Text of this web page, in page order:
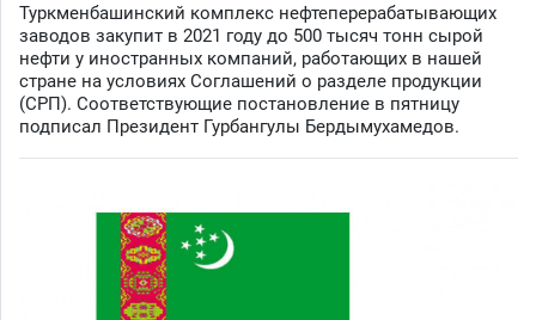
Туркменбашинский комплекс нефтеперерабатывающих
заводов закупит в 2021 году до 500 тысяч тонн сырой
нефти у иностранных компаний, работающих в нашей
стране на условиях Соглашений о разделе продукции
(СРП). Соответствующие постановление в пятницу
подписал Президент Гурбангулы Бердымухамедов.